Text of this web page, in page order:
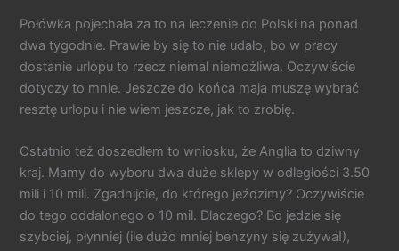
Połówka pojechała za to na leczenie do Polski na ponad
dwa tygodnie. Prawie by się to nie udało, bo w pracy
dostanie urlopu to rzecz niemal niemożliwa. Oczywiście
dotyczy to mnie. Jeszcze do końca maja muszę wybrać
resztę urlopu i nie wiem jeszcze, jak to zrobię.
Ostatnio też doszedłem to wniosku, że Anglia to dziwny
kraj. Mamy do wyboru dwa duże sklepy w odległości 3.50
mili i 10 mili. Zgadnijcie, do którego jeździmy? Oczywiście
do tego oddalonego o 10 mil. Dlaczego? Bo jedzie się
szybciej, płynniej (ile dużo mniej benzyny się zużywa!),